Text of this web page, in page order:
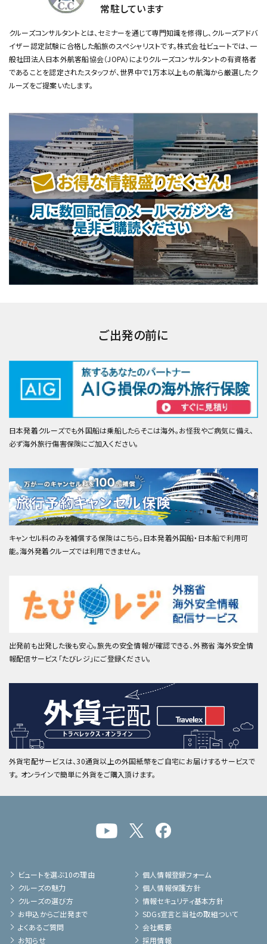
常駐しています
クルーズコンサルタントとは、セミナーを通じて専門知識を修得し、クルーズアドバ
イザー認定試験に合格した船旅のスペシャリストです。株式会社ビュートでは、一
般社団法人日本外航客船協会（JOPA）によりクルーズコンサルタントの有資格者
であることを認定されたスタッフが、世界中で1万本以上もの航海から厳選したク
ルーズをご提案いたします。
ご出発の前に
日本発着クルーズでも外国船は乗船したらそこは海外。お怪我やご病気に備え、
必ず海外旅行傷害保険にご加入ください。
キャンセル料のみを補償する保険はこちら。日本発着外国船・日本船で利用可
能。海外発着クルーズでは利用できません。
出発前も出発した後も安心。旅先の安全情報が確認できる、外務省 海外安全情
報配信サービス「たびレジ」にご登録ください。
外貨宅配サービスは、30通貨以上の外国紙幣をご自宅にお届けするサービスで
す。 オンラインで簡単に外貨をご購入頂けます。
ビュートを選ぶ10の理由
クルーズの魅力
クルーズの選び方
お申込からご出発まで
よくあるご質問
お知らせ
個人情報登録フォーム
個人情報保護方針
情報セキュリティ基本方針
SDGs宣言と当社の取組ついて
会社概要
採用情報